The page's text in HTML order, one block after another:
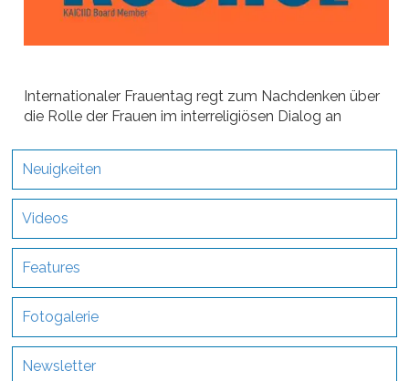
Internationaler Frauentag regt zum Nachdenken über
die Rolle der Frauen im interreligiösen Dialog an
Neuigkeiten
Videos
Features
Fotogalerie
Newsletter